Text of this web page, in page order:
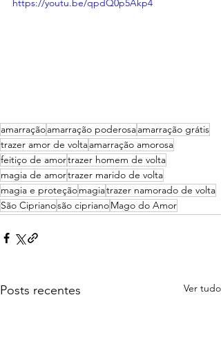
https://youtu.be/qpdQ0p5Akp4
amarraçãoamarração poderosaamarração grátis
trazer amor de voltaamarração amorosa
feitiço de amortrazer homem de volta
magia de amortrazer marido de volta
magia e proteçãomagiatrazer namorado de volta
São Ciprianosão ciprianoMago do Amor
Posts recentes Ver tudo